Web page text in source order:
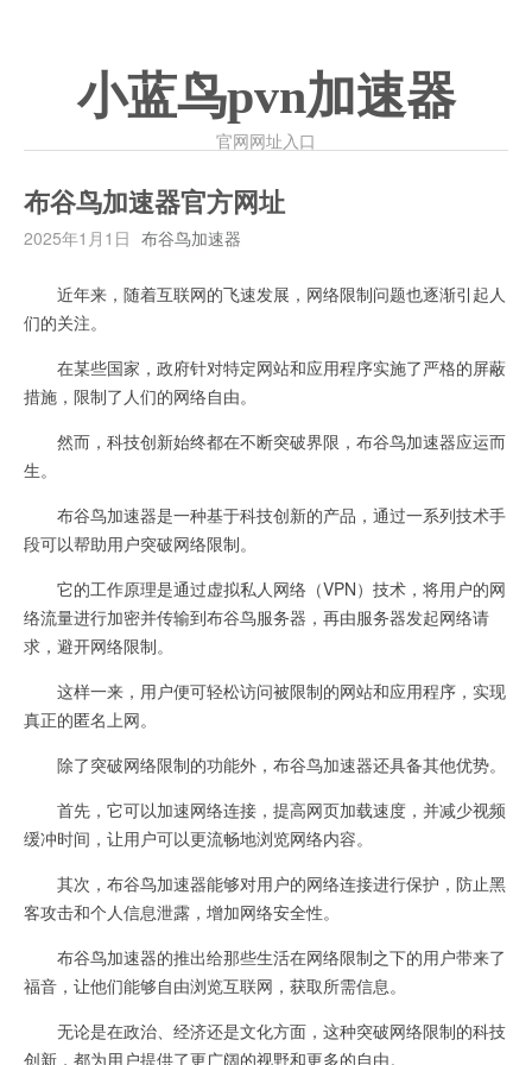
小蓝鸟pvn加速器
官网网址入口
布谷鸟加速器官方网址
2025年1月1日 布谷鸟加速器
近年来，随着互联网的飞速发展，网络限制问题也逐渐引起人
们的关注。
在某些国家，政府针对特定网站和应用程序实施了严格的屏蔽
措施，限制了人们的网络自由。
然而，科技创新始终都在不断突破界限，布谷鸟加速器应运而
生。
布谷鸟加速器是一种基于科技创新的产品，通过一系列技术手
段可以帮助用户突破网络限制。
它的工作原理是通过虚拟私人网络（VPN）技术，将用户的网
络流量进行加密并传输到布谷鸟服务器，再由服务器发起网络请
求，避开网络限制。
这样一来，用户便可轻松访问被限制的网站和应用程序，实现
真正的匿名上网。
除了突破网络限制的功能外，布谷鸟加速器还具备其他优势。
首先，它可以加速网络连接，提高网页加载速度，并减少视频
缓冲时间，让用户可以更流畅地浏览网络内容。
其次，布谷鸟加速器能够对用户的网络连接进行保护，防止黑
客攻击和个人信息泄露，增加网络安全性。
布谷鸟加速器的推出给那些生活在网络限制之下的用户带来了
福音，让他们能够自由浏览互联网，获取所需信息。
无论是在政治、经济还是文化方面，这种突破网络限制的科技
创新，都为用户提供了更广阔的视野和更多的自由。